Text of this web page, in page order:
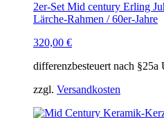
2er-Set Mid century Erling
Lärche-Rahmen / 60er-Jahre
320,00 €
differenzbesteuert nach §25a
zzgl. Versandkosten